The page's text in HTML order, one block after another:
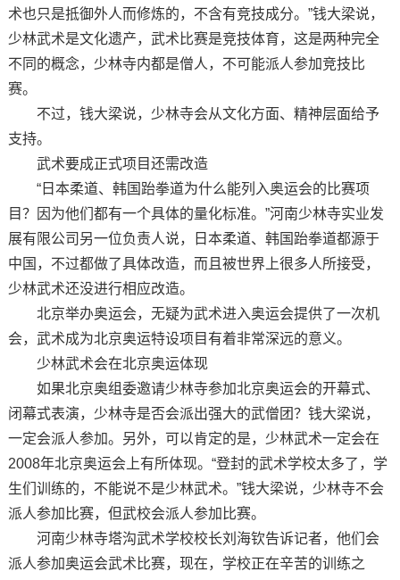
术也只是抵御外人而修炼的，不含有竞技成分。”钱大梁说，
少林武术是文化遗产，武术比赛是竞技体育，这是两种完全
不同的概念，少林寺内都是僧人，不可能派人参加竞技比
赛。
不过，钱大梁说，少林寺会从文化方面、精神层面给予
支持。
武术要成正式项目还需改造
“日本柔道、韩国跆拳道为什么能列入奥运会的比赛项
目？因为他们都有一个具体的量化标准。”河南少林寺实业发
展有限公司另一位负责人说，日本柔道、韩国跆拳道都源于
中国，不过都做了具体改造，而且被世界上很多人所接受，
少林武术还没进行相应改造。
北京举办奥运会，无疑为武术进入奥运会提供了一次机
会，武术成为北京奥运特设项目有着非常深远的意义。
少林武术会在北京奥运体现
如果北京奥组委邀请少林寺参加北京奥运会的开幕式、
闭幕式表演，少林寺是否会派出强大的武僧团？钱大梁说，
一定会派人参加。另外，可以肯定的是，少林武术一定会在
2008年北京奥运会上有所体现。“登封的武术学校太多了，学
生们训练的，不能说不是少林武术。”钱大梁说，少林寺不会
派人参加比赛，但武校会派人参加比赛。
河南少林寺塔沟武术学校校长刘海钦告诉记者，他们会
派人参加奥运会武术比赛，现在，学校正在辛苦的训练之